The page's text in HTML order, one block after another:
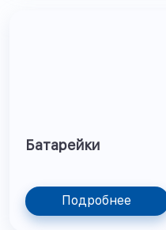
Батарейки
Подробнее